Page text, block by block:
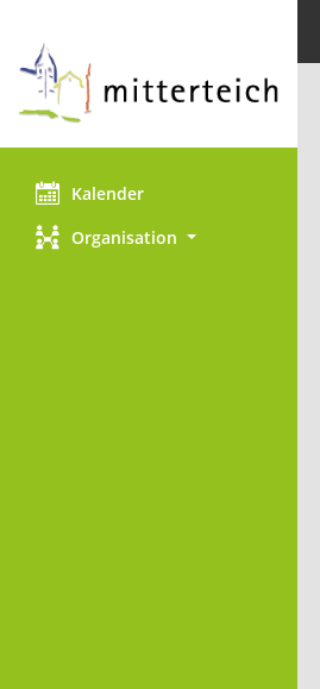
Kalender
Organisation